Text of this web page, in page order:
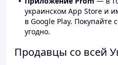
украинском App Store и
в Google Play. Покупайте
угодно.
Продавцы со всей